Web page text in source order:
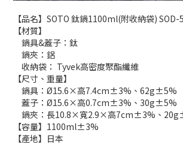
【品名】SOTO 鈦鍋1100ml(附收納袋) SOD-
【材質】
鍋具&蓋子：鈦
鍋夾：鋁
收納袋： Tyvek高密度聚酯纖維
【尺寸、重量】
鍋具：Ø15.6×高7.4cm±3%、
蓋子：Ø15.6×高0.7cm±3%、30g±5%
鍋夾：長10.8×寬2.9×高7cm±3%、
【容量】1100ml±3%
【產地】日本